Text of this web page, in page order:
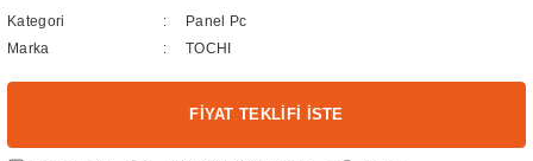
Kategori
Panel Pc
Marka
TOCHI
FİYAT TEKLİFİ İSTE